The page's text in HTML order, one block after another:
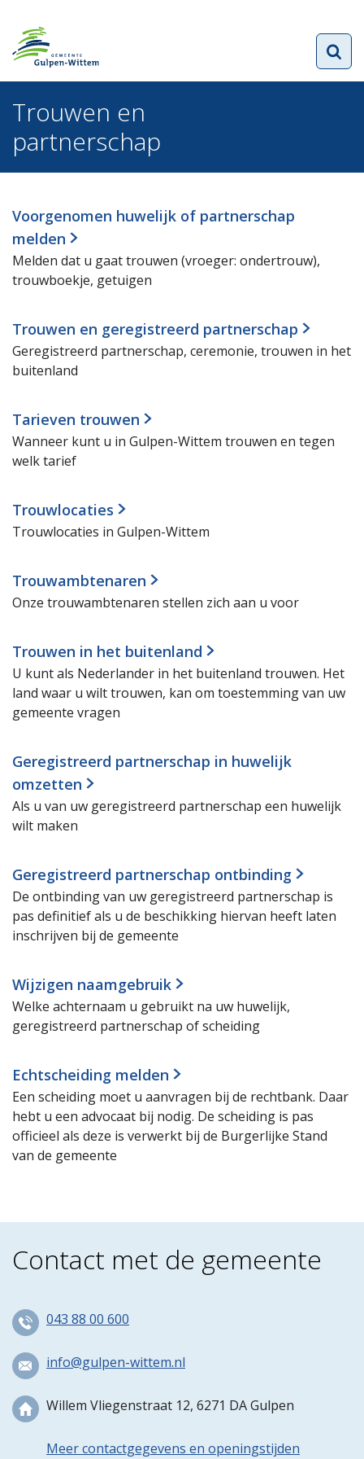
Trouwen en
partnerschap
Voorgenomen huwelijk of partnerschap
melden
Melden dat u gaat trouwen (vroeger: ondertrouw),
trouwboekje, getuigen
Trouwen en geregistreerd partnerschap
Geregistreerd partnerschap, ceremonie, trouwen in het
buitenland
Tarieven trouwen
Wanneer kunt u in Gulpen-Wittem trouwen en tegen
welk tarief
Trouwlocaties
Trouwlocaties in Gulpen-Wittem
Trouwambtenaren
Onze trouwambtenaren stellen zich aan u voor
Trouwen in het buitenland
U kunt als Nederlander in het buitenland trouwen. Het
land waar u wilt trouwen, kan om toestemming van uw
gemeente vragen
Geregistreerd partnerschap in huwelijk
omzetten
Als u van uw geregistreerd partnerschap een huwelijk
wilt maken
Geregistreerd partnerschap ontbinding
De ontbinding van uw geregistreerd partnerschap is
pas definitief als u de beschikking hiervan heeft laten
inschrijven bij de gemeente
Wijzigen naamgebruik
Welke achternaam u gebruikt na uw huwelijk,
geregistreerd partnerschap of scheiding
Echtscheiding melden
Een scheiding moet u aanvragen bij de rechtbank. Daar
hebt u een advocaat bij nodig. De scheiding is pas
officieel als deze is verwerkt bij de Burgerlijke Stand
van de gemeente
Contact met de gemeente
043 88 00 600
info@gulpen-wittem.nl
Willem Vliegenstraat 12, 6271 DA Gulpen
Meer contactgegevens en openingstijden